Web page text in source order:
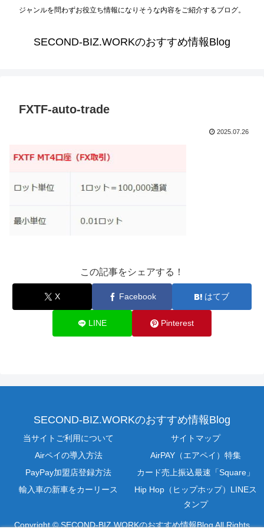
ジャンルを問わずお役立ち情報になりそうな内容をご紹介するブログ。
SECOND-BIZ.WORKのおすすめ情報Blog
FXTF-auto-trade
2025.07.26
この記事をシェアする！
X Facebook はてブ
LINE Pinterest
SECOND-BIZ.WORKのおすすめ情報Blog
当サイトご利用について
サイトマップ
Airペイの導入方法
AirPAY（エアペイ）特集
PayPay加盟店登録方法
カード売上振込最速「Square」
輸入車の新車をカーリース
Hip Hop（ヒップホップ）LINEス
タンプ
Copyright © SECOND-BIZ.WORKのおすすめ情報Blog All Rights